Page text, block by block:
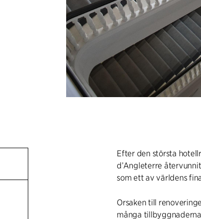
Efter den största
d’Angleterre
som ett av världens
Orsaken till
många